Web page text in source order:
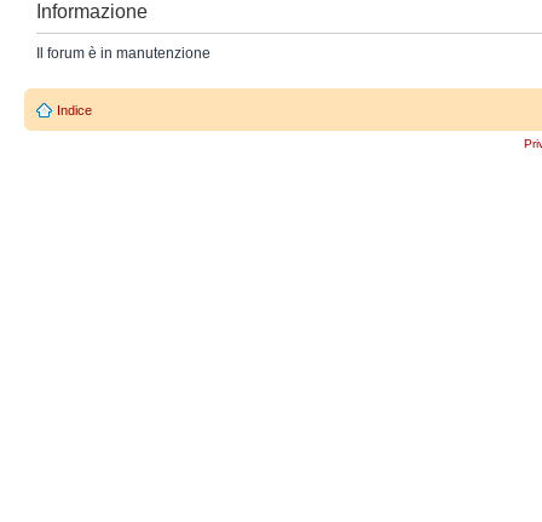
Informazione
Il forum è in manutenzione
Indice